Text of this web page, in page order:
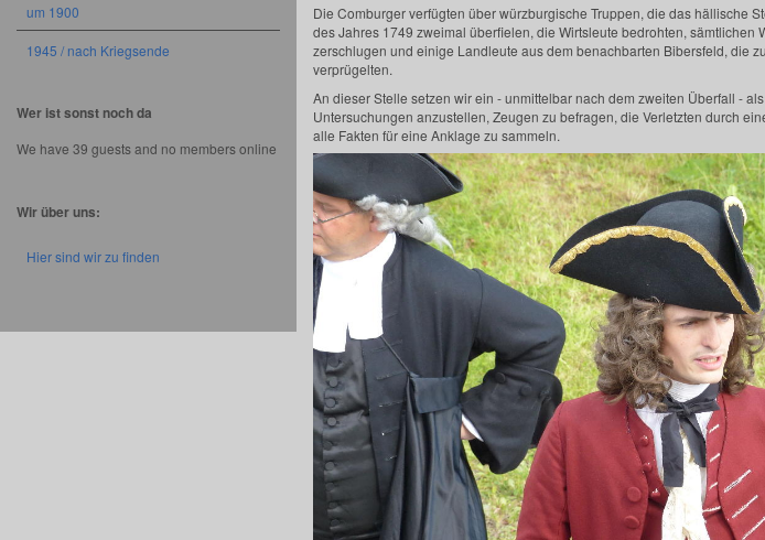
Die Comburger verfügten über würzburgische Truppen, die das hällische
des Jahres 1749 zweimal überfielen, die Wirtsleute bedrohten, sämtlichen
zerschlugen und einige Landleute aus dem benachbarten Bibersfeld, die
verprügelten.
An dieser Stelle setzen wir ein - unmittelbar nach dem zweiten Überfall -
Untersuchungen anzustellen, Zeugen zu befragen, die Verletzten durch
alle Fakten für eine Anklage zu sammeln.
um 1900
1945 / nach Kriegsende
Wer ist sonst noch da
We have 39 guests and no members online
Wir über uns:
Hier sind wir zu finden